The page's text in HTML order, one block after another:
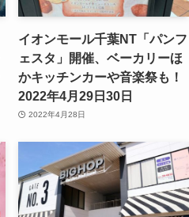
イオンモール千葉NT「パンフ
ェスタ」開催、ベーカリーほ
かキッチンカーや音楽祭も！
2022年4月29日30日
2022年4月28日